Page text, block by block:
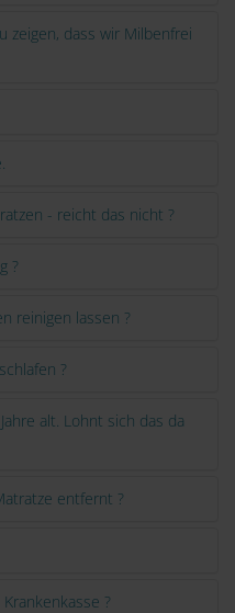
zeigen, dass wir Milbenfrei
- reicht das nicht ?
?
reinigen lassen ?
?
alt. Lohnt sich das da
entfernt ?
?